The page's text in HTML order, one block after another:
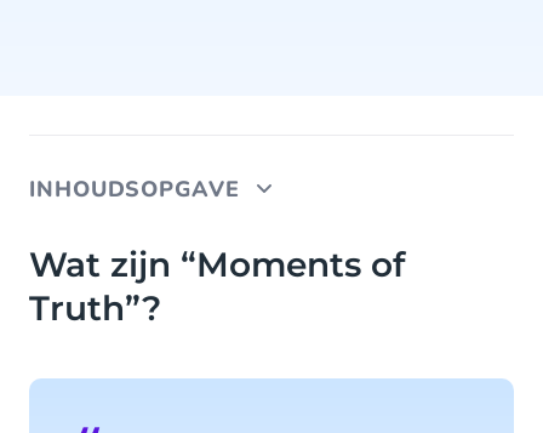
INHOUDSOPGAVE
Wat zijn “Moments of Truth”?
The Messy Middle
Wat zijn “Moments of
Truth”?